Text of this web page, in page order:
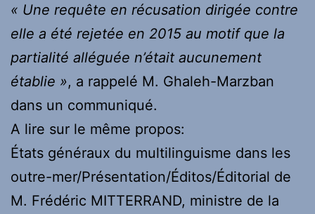
« Une requête en récusation dirigée contre
elle a été rejetée en 2015 au motif que la
partialité alléguée n’était aucunement
établie », a rappelé M. Ghaleh-Marzban
dans un communiqué.
A lire sur le même propos:
États généraux du multilinguisme dans les
outre-mer/Présentation/Éditos/Éditorial de
M. Frédéric MITTERRAND, ministre de la